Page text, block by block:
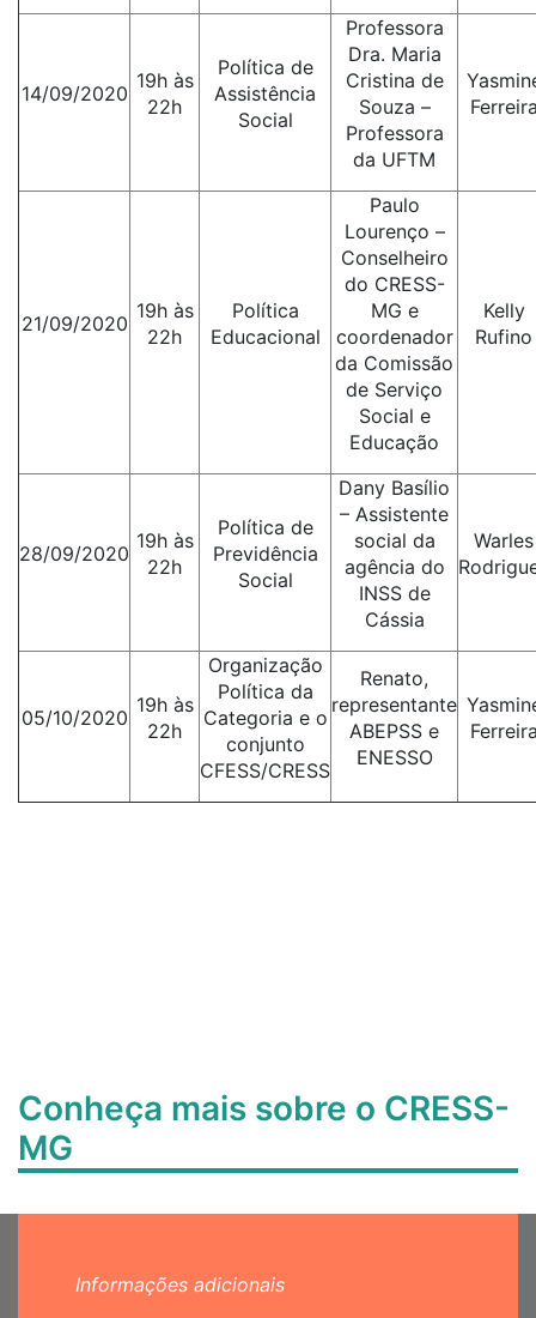
14/09/2020
19h às
22h
Política de
Assistência
Social
Professora
Dra. Maria
Cristina de
Souza –
Professora
da UFTM
21/09/2020
19h às
22h
Política
Educacional
Paulo
Lourenço –
Conselheiro
do CRESS-
MG e
coordenador
da Comissão
de Serviço
Social e
Educação
Kelly
Rufino
28/09/2020
19h às
22h
Política de
Previdência
Social
Dany Basílio
– Assistente
social da
agência do
INSS de
Cássia
Warles
05/10/2020
19h às
22h
Organização
Política da
Categoria e o
conjunto
CFESS/CRESS
Renato,
representante
ABEPSS e
ENESSO
Conheça mais sobre o CRESS-
MG
Informações adicionais